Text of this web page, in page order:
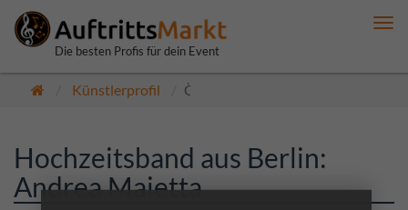
Die besten Profis für dein Event
Künstlerprofil Öffentlich
Hochzeitsband aus Berlin:
Andrea Maietta